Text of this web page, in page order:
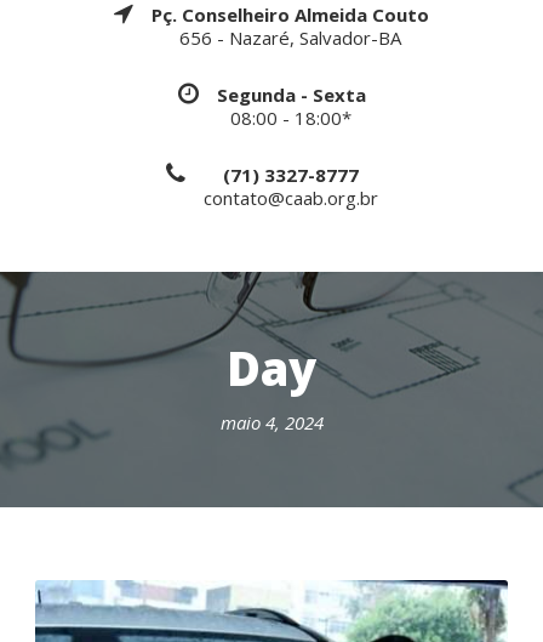
Pç. Conselheiro Almeida Couto
656 - Nazaré, Salvador-BA
Segunda - Sexta
08:00 - 18:00*
(71) 3327-8777
contato@caab.org.br
Day
maio 4, 2024